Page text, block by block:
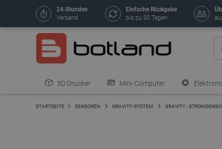
24-Stunden
Versand
Einfache Rückgabe
bis zu 30 Tagen
3D Drucker Mini-Computer
STARTSEITE SENSOREN GRAVITY-SYSTEM GRAVITY -